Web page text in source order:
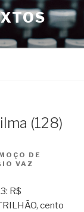
(128)
DE
VAZ
R$
cento